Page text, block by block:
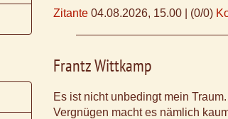
Zitante 04.08.2026, 15.00 (0/0)
Frantz Wittkamp
Es ist nicht unbedingt mein Traum.
Vergnügen macht es nämlich